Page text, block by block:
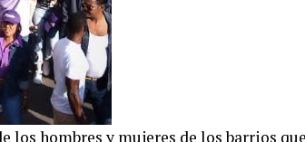
los hombres y mujeres de los barrios